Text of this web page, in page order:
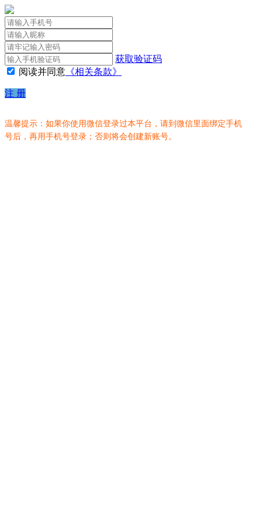
获取验证码
阅读并同意 《相关条款》
注 册
温馨提示：如果你使用微信登录过本平台，请到微信里面绑定手机
号后，再用手机号登录；否则将会创建新账号。